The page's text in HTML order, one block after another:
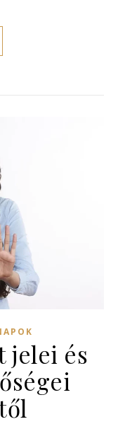
jelei és